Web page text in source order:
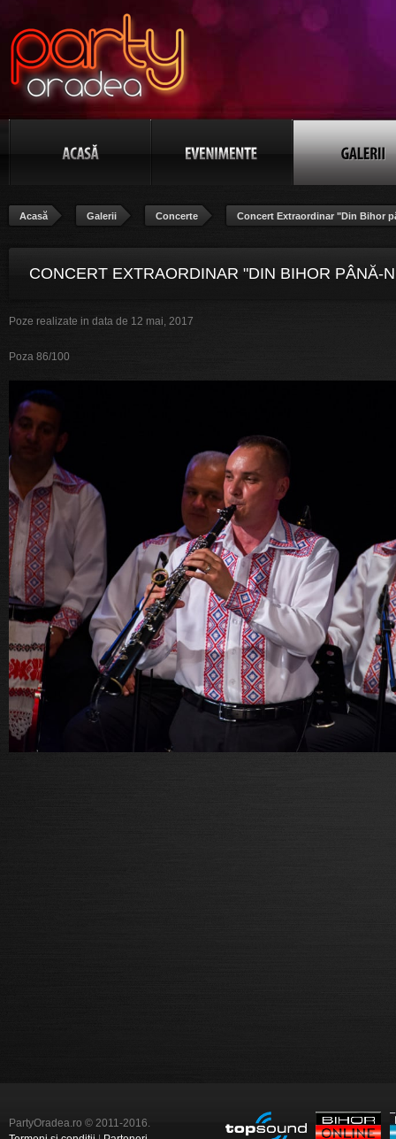
Acasă Galerii Concerte Concert Extraordinar "Din Bihor
CONCERT EXTRAORDINAR "DIN BIHOR PÂNĂ-N
Poze realizate in data de 12 mai, 2017
Poza 86/100
PartyOradea.ro © 2011-2016.